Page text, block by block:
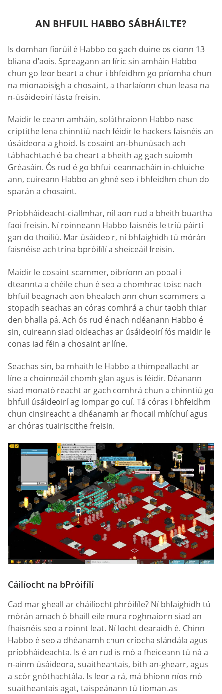
AN BHFUIL HABBO SÁBHÁILTE?
Is domhan fíorúil é Habbo do gach duine os cionn 13
bliana d’aois. Spreagann an fíric sin amháin Habbo
chun go leor beart a chur i bhfeidhm go príomha chun
na mionaoisigh a chosaint, a tharlaíonn chun leasa na
n-úsáideoirí fásta freisin.
Maidir le ceann amháin, soláthraíonn Habbo nasc
criptithe lena chinntiú nach féidir le hackers faisnéis an
úsáideora a ghoid. Is cosaint an-bhunúsach ach
tábhachtach é ba cheart a bheith ag gach suíomh
Gréasáin. Ós rud é go bhfuil ceannacháin in-chluiche
ann, cuireann Habbo an ghné seo i bhfeidhm chun do
sparán a chosaint.
Príobháideacht-ciallmhar, níl aon rud a bheith buartha
faoi freisin. Ní roinneann Habbo faisnéis le tríú páirtí
gan do thoiliú. Mar úsáideoir, ní bhfaighidh tú mórán
faisnéise ach trína bpróifílí a sheiceáil freisin.
Maidir le cosaint scammer, oibríonn an pobal i
dteannta a chéile chun é seo a chomhrac toisc nach
bhfuil beagnach aon bhealach ann chun scammers a
stopadh seachas an córas comhrá a chur taobh thiar
den bhalla pá. Ach ós rud é nach ndéanann Habbo é
sin, cuireann siad oideachas ar úsáideoirí fós maidir le
conas iad féin a chosaint ar líne.
Seachas sin, ba mhaith le Habbo a thimpeallacht ar
líne a choinneáil chomh glan agus is féidir. Déanann
siad monatóireacht ar gach comhrá chun a chinntiú go
bhfuil úsáideoirí ag iompar go cuí. Tá córas i bhfeidhm
chun cinsireacht a dhéanamh ar fhocail mhíchuí agus
ar chóras tuairiscithe freisin.
Cáilíocht na bPróifílí
Cad mar gheall ar cháilíocht phróifíle? Ní bhfaighidh tú
mórán amach ó bhaill eile mura roghnaíonn siad an
fhaisnéis seo a roinnt leat. Ní locht dearaidh é. Chinn
Habbo é seo a dhéanamh chun críocha slándála agus
príobháideachta. Is é an rud is mó a fheiceann tú ná a
n-ainm úsáideora, suaitheantais, bith an-ghearr, agus
a scór gnóthachtála. Is leor a rá, má bhíonn níos mó
suaitheantais agat, taispeánann tú tiomantas